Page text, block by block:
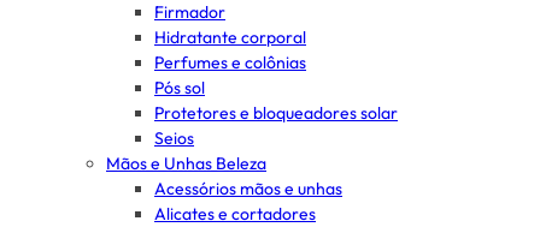
Firmador
Hidratante corporal
Perfumes e colônias
Pós sol
Protetores e bloqueadores solar
Seios
Mãos e Unhas Beleza
Acessórios mãos e unhas
Alicates e cortadores